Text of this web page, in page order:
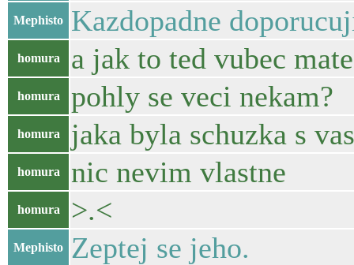
Mephisto Kazdopadne
homura a jak to ted vubec
homura pohly se veci nekam?
homura jaka byla schuzka s
homura nic nevim vlastne
homura >.<
Mephisto Zeptej se jeho.